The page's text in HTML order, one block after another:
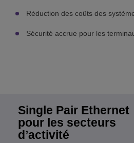
Réduction des coûts des
Sécurité accrue pour les
Single Pair Ethernet
pour les secteurs
d’activité